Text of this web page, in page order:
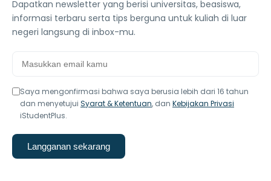
Dapatkan newsletter yang berisi universitas, beasiswa,
informasi terbaru serta tips berguna untuk kuliah di luar
negeri langsung di inbox-mu.
Saya mengonfirmasi bahwa saya berusia lebih dari 16 tahun
dan menyetujui Syarat & Ketentuan, dan Kebijakan Privasi
iStudentPlus.
Langganan sekarang